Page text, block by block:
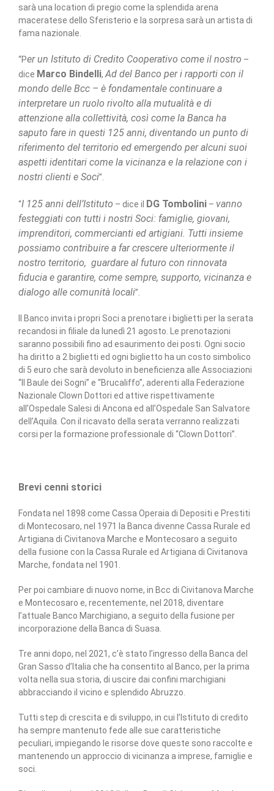
sarà una location di pregio come la splendida arena
maceratese dello Sferisterio e la sorpresa sarà un artista di
fama nazionale.
“Per un Istituto di Credito Cooperativo come il nostro –
dice Marco Bindelli, Ad del Banco per i rapporti con il
mondo delle Bcc – è fondamentale continuare a
interpretare un ruolo rivolto alla mutualità e di
attenzione alla collettività, così come la Banca ha
saputo fare in questi 125 anni, diventando un punto di
riferimento del territorio ed emergendo per alcuni suoi
aspetti identitari come la vicinanza e la relazione con i
nostri clienti e Soci”.
“I 125 anni dell’Istituto – dice il DG Tombolini – vanno
festeggiati con tutti i nostri Soci: famiglie, giovani,
imprenditori, commercianti ed artigiani. Tutti insieme
possiamo contribuire a far crescere ulteriormente il
nostro territorio, guardare al futuro con rinnovata
fiducia e garantire, come sempre, supporto, vicinanza e
dialogo alle comunità locali”.
Il Banco invita i propri Soci a prenotare i biglietti per la serata
recandosi in filiale da lunedì 21 agosto. Le prenotazioni
saranno possibili fino ad esaurimento dei posti. Ogni socio
ha diritto a 2 biglietti ed ogni biglietto ha un costo simbolico
di 5 euro che sarà devoluto in beneficienza alle Associazioni
“Il Baule dei Sogni” e “Brucaliffo”, aderenti alla Federazione
Nazionale Clown Dottori ed attive rispettivamente
all’Ospedale Salesi di Ancona ed all’Ospedale San Salvatore
dell’Aquila. Con il ricavato della serata verranno realizzati
corsi per la formazione professionale di “Clown Dottori”.
Brevi cenni storici
Fondata nel 1898 come Cassa Operaia di Depositi e Prestiti
di Montecosaro, nel 1971 la Banca divenne Cassa Rurale ed
Artigiana di Civitanova Marche e Montecosaro a seguito
della fusione con la Cassa Rurale ed Artigiana di Civitanova
Marche, fondata nel 1901.
Per poi cambiare di nuovo nome, in Bcc di Civitanova Marche
e Montecosaro e, recentemente, nel 2018, diventare
l’attuale Banco Marchigiano, a seguito della fusione per
incorporazione della Banca di Suasa.
Tre anni dopo, nel 2021, c’è stato l’ingresso della Banca del
Gran Sasso d’Italia che ha consentito al Banco, per la prima
volta nella sua storia, di uscire dai confini marchigiani
abbracciando il vicino e splendido Abruzzo.
Tutti step di crescita e di sviluppo, in cui l’Istituto di credito
ha sempre mantenuto fede alle sue caratteristiche
peculiari, impiegando le risorse dove queste sono raccolte e
mantenendo un approccio di vicinanza a imprese, famiglie e
soci.